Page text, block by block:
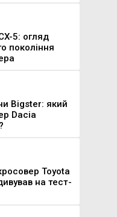
5: огляд
покоління
Bigster: який
Dacia
Toyota
на тест-